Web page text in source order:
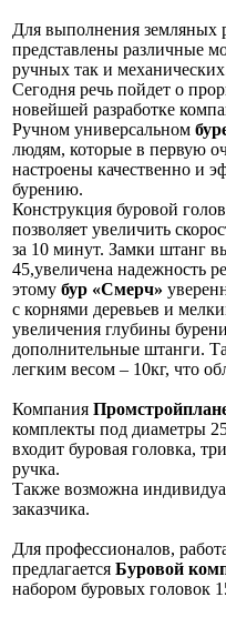
Для выполнения земляных
представлены различные
ручных так и
Сегодня речь пойдет о
новейшей разработке
Ручном универсальном
людям, которые в первую
настроены качественно и
бурению.
Конструкция буровой
позволяет увеличить
за 10 минут. Замки штанг
45,увеличена надежность
этому бур «Смерч»
с корнями деревьев и
увеличения глубины
дополнительные штанги.
легким весом – 10кг, что
Компания
комплекты под диаметры
входит буровая головка,
ручка.
Также возможна
заказчика.
Для профессионалов,
предлагается Буровой
набором буровых головок